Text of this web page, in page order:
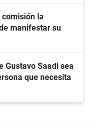
la
manifestar su
Gustavo Saadi sea
que necesita